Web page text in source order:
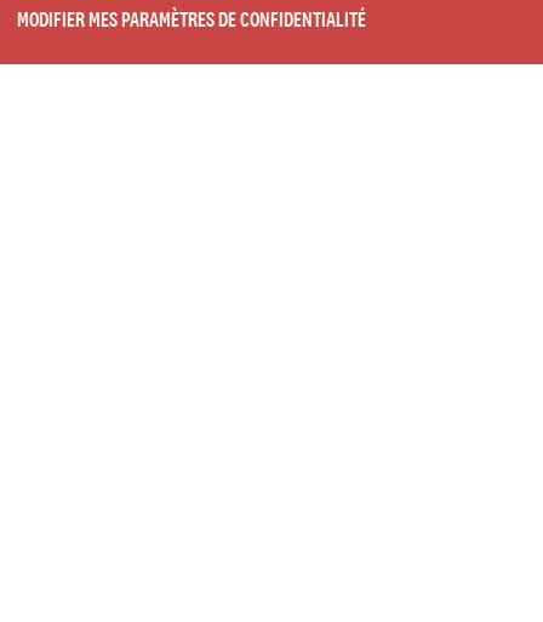
MODIFIER MES PARAMÈTRES DE CONFIDENTIALITÉ